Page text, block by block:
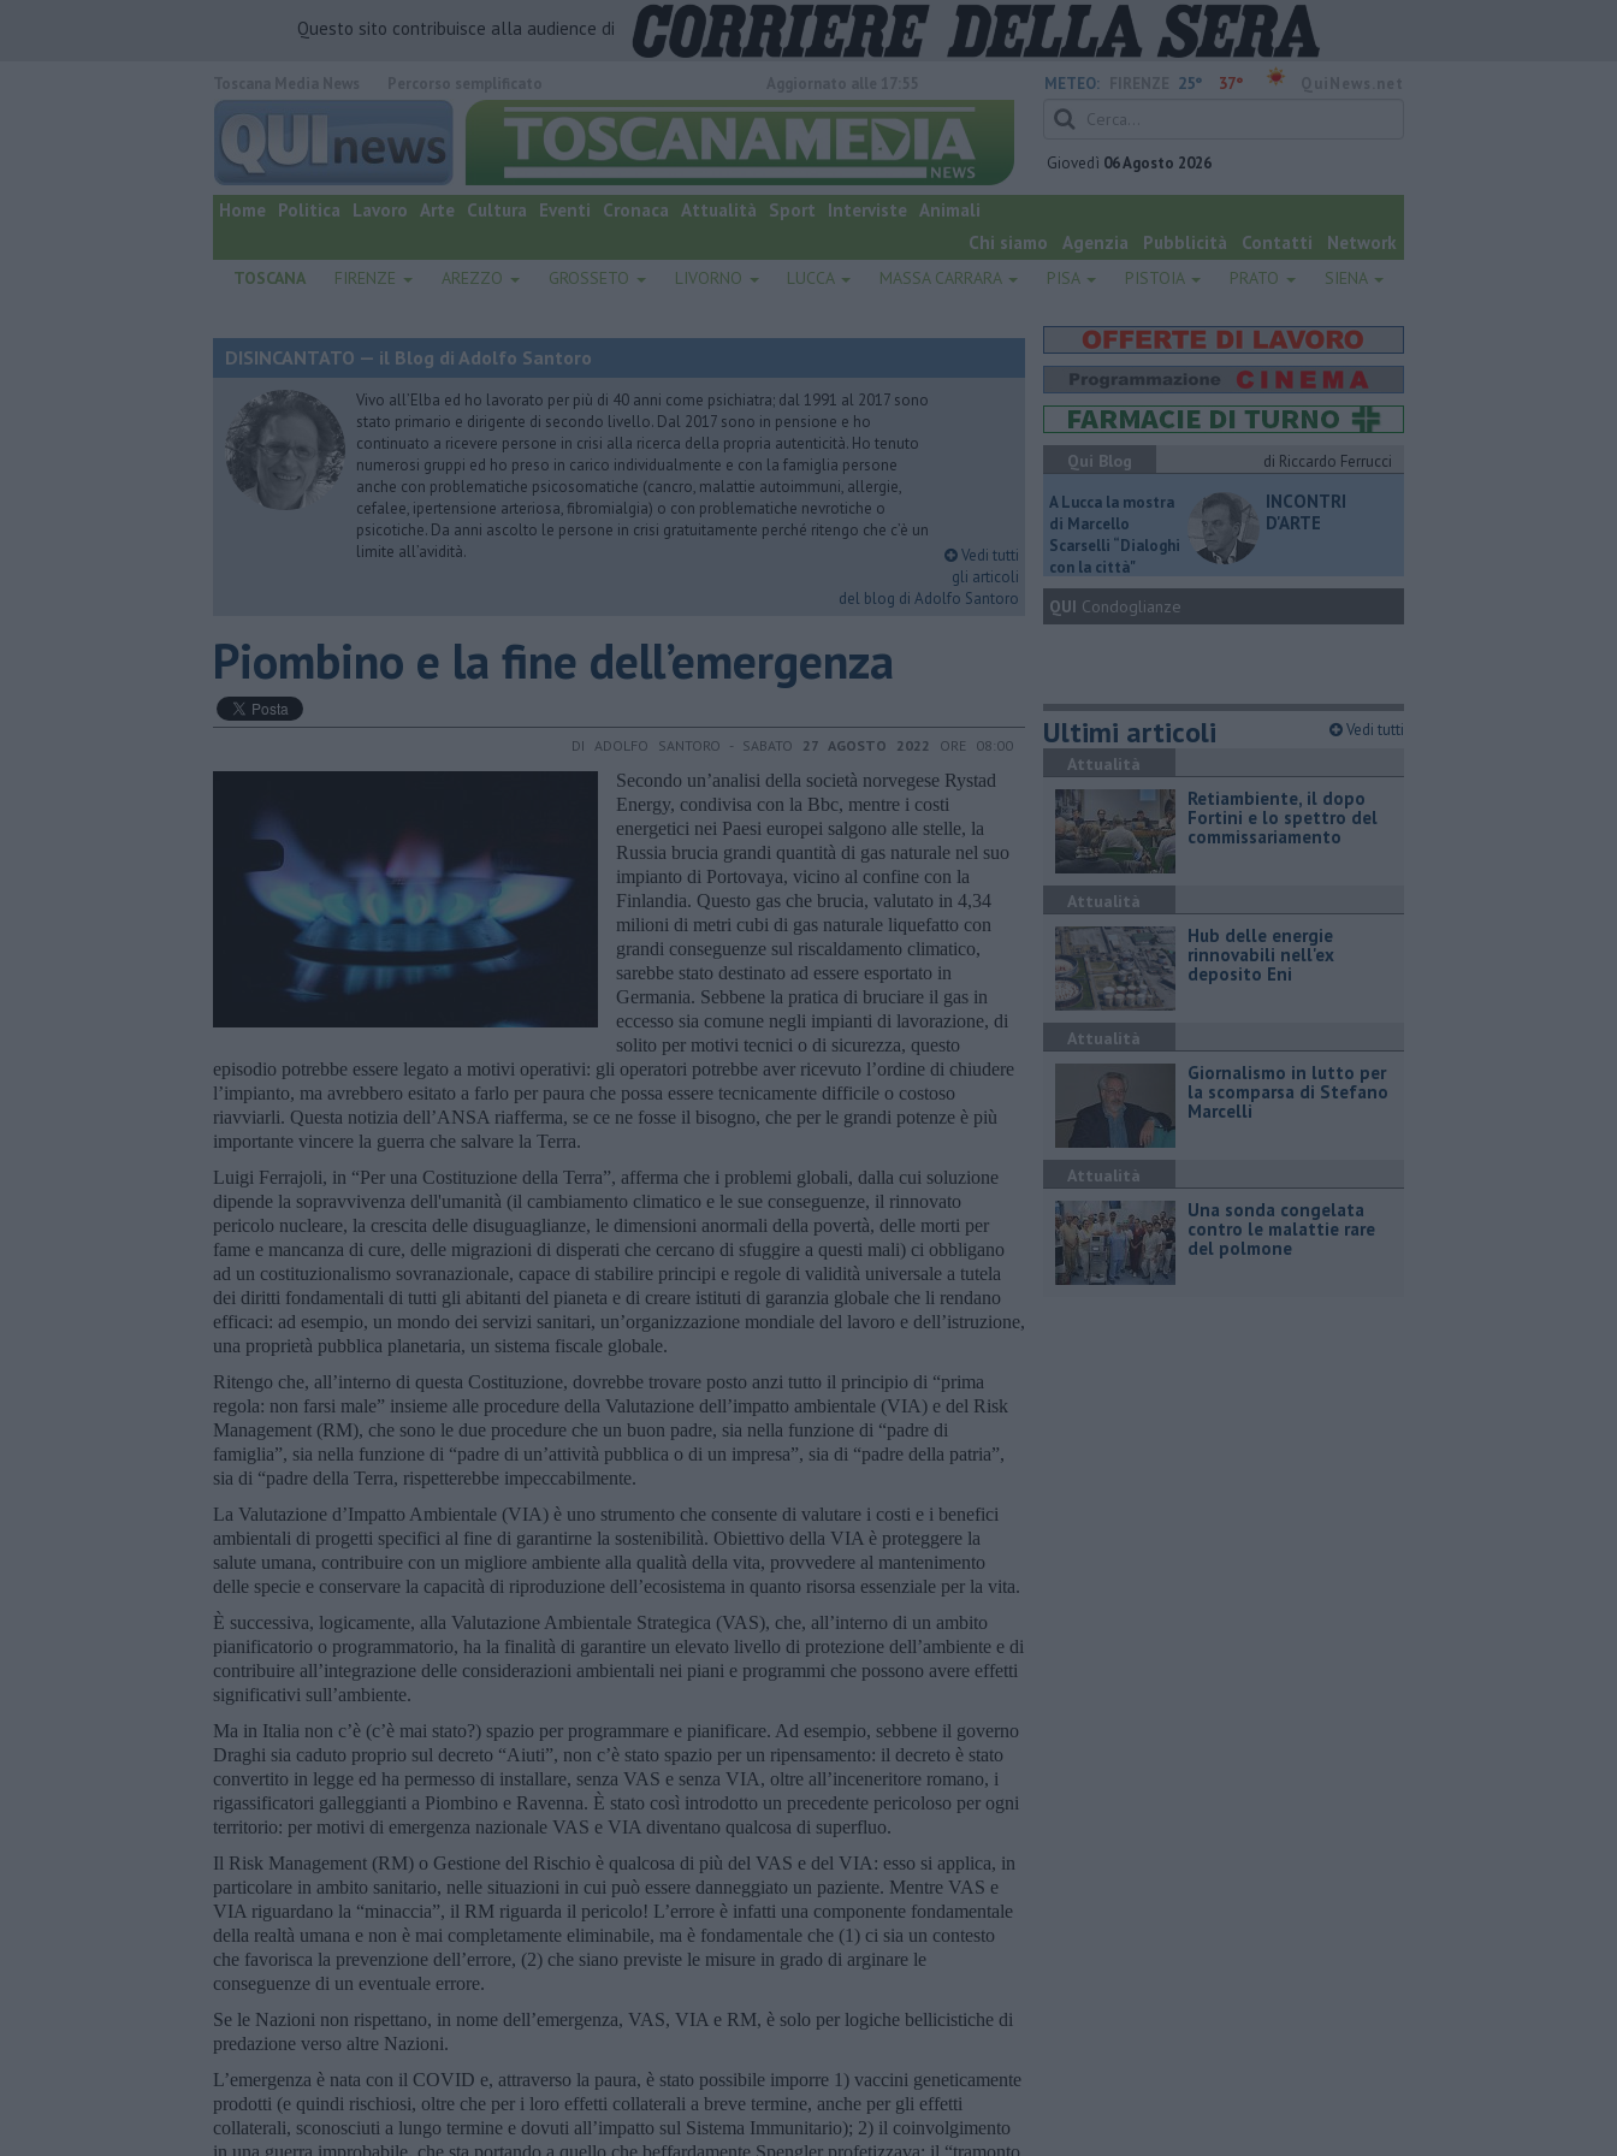
Questo sito contribuisce alla audience di
quotidiano online.
METEO: 25° 37°
Giovedì 06 Agosto 2026
Home Politica Lavoro Arte Cultura Eventi Cronaca Attualità Sport Interviste Animali
Chi siamo
Agenzia Pubblicità Contatti Network
TOSCANA FIRENZE AREZZO GROSSETO LIVORNO LUCCA MASSA CARRARA PISA PISTOIA PRATO SIENA
DISINCANTATO — il Blog di Adolfo Santoro
Vivo all’Elba ed ho lavorato per più di 40 anni come psichiatra; dal 1991 al 2017 sono
stato primario e dirigente di secondo livello. Dal 2017 sono in pensione e ho
continuato a ricevere persone in crisi alla ricerca della propria autenticità. Ho tenuto
numerosi gruppi ed ho preso in carico individualmente e con la famiglia persone
anche con problematiche psicosomatiche (cancro, malattie autoimmuni, allergie,
cefalee, ipertensione arteriosa, fibromialgia) o con problematiche nevrotiche o
psicotiche. Da anni ascolto le persone in crisi gratuitamente perché ritengo che c’è un
limite all’avidità.
Vedi tutti
gli articoli
del blog di Adolfo Santoro
​Piombino e la fine dell’emergenza
DI ADOLFO SANTORO - SABATO 27 AGOSTO 2022 ORE 08:00
Secondo un’analisi della società norvegese Rystad
Energy, condivisa con la Bbc, mentre i costi
energetici nei Paesi europei salgono alle stelle, la
Russia brucia grandi quantità di gas naturale nel suo
impianto di Portovaya, vicino al confine con la
Finlandia. Questo gas che brucia, valutato in 4,34
milioni di metri cubi di gas naturale liquefatto con
grandi conseguenze sul riscaldamento climatico,
sarebbe stato destinato ad essere esportato in
Germania. Sebbene la pratica di bruciare il gas in
eccesso sia comune negli impianti di lavorazione, di
solito per motivi tecnici o di sicurezza, questo
episodio potrebbe essere legato a motivi operativi: gli operatori potrebbe aver ricevuto l’ordine di chiudere
l’impianto, ma avrebbero esitato a farlo per paura che possa essere tecnicamente difficile o costoso
riavviarli. Questa notizia dell’ANSA riafferma, se ce ne fosse il bisogno, che per le grandi potenze è più
importante vincere la guerra che salvare la Terra.
Luigi Ferrajoli, in “Per una Costituzione della Terra”, afferma che i problemi globali, dalla cui soluzione
dipende la sopravvivenza dell'umanità (il cambiamento climatico e le sue conseguenze, il rinnovato
pericolo nucleare, la crescita delle disuguaglianze, le dimensioni anormali della povertà, delle morti per
fame e mancanza di cure, delle migrazioni di disperati che cercano di sfuggire a questi mali) ci obbligano
ad un costituzionalismo sovranazionale, capace di stabilire principi e regole di validità universale a tutela
dei diritti fondamentali di tutti gli abitanti del pianeta e di creare istituti di garanzia globale che li rendano
efficaci: ad esempio, un mondo dei servizi sanitari, un’organizzazione mondiale del lavoro e dell’istruzione,
una proprietà pubblica planetaria, un sistema fiscale globale.
Ritengo che, all’interno di questa Costituzione, dovrebbe trovare posto anzi tutto il principio di “prima
regola: non farsi male” insieme alle procedure della Valutazione dell’impatto ambientale (VIA) e del Risk
Management (RM), che sono le due procedure che un buon padre, sia nella funzione di “padre di
famiglia”, sia nella funzione di “padre di un’attività pubblica o di un impresa”, sia di “padre della patria”,
sia di “padre della Terra, rispetterebbe impeccabilmente.
La Valutazione d’Impatto Ambientale (VIA) è uno strumento che consente di valutare i costi e i benefici
ambientali di progetti specifici al fine di garantirne la sostenibilità. Obiettivo della VIA è proteggere la
salute umana, contribuire con un migliore ambiente alla qualità della vita, provvedere al mantenimento
delle specie e conservare la capacità di riproduzione dell’ecosistema in quanto risorsa essenziale per la vita.
È successiva, logicamente, alla Valutazione Ambientale Strategica (VAS), che, all’interno di un ambito
pianificatorio o programmatorio, ha la finalità di garantire un elevato livello di protezione dell’ambiente e di
contribuire all’integrazione delle considerazioni ambientali nei piani e programmi che possono avere effetti
significativi sull’ambiente.
Ma in Italia non c’è (c’è mai stato?) spazio per programmare e pianificare. Ad esempio, sebbene il governo
Draghi sia caduto proprio sul decreto “Aiuti”, non c’è stato spazio per un ripensamento: il decreto è stato
convertito in legge ed ha permesso di installare, senza VAS e senza VIA, oltre all’inceneritore romano, i
rigassificatori galleggianti a Piombino e Ravenna. È stato così introdotto un precedente pericoloso per ogni
territorio: per motivi di emergenza nazionale VAS e VIA diventano qualcosa di superfluo.
Il Risk Management (RM) o Gestione del Rischio è qualcosa di più del VAS e del VIA: esso si applica, in
particolare in ambito sanitario, nelle situazioni in cui può essere danneggiato un paziente. Mentre VAS e
VIA riguardano la “minaccia”, il RM riguarda il pericolo! L’errore è infatti una componente fondamentale
della realtà umana e non è mai completamente eliminabile, ma è fondamentale che (1) ci sia un contesto
che favorisca la prevenzione dell’errore, (2) che siano previste le misure in grado di arginare le
conseguenze di un eventuale errore.
Se le Nazioni non rispettano, in nome dell’emergenza, VAS, VIA e RM, è solo per logiche bellicistiche di
predazione verso altre Nazioni.
L’emergenza è nata con il COVID e, attraverso la paura, è stato possibile imporre 1) vaccini geneticamente
prodotti (e quindi rischiosi, oltre che per i loro effetti collaterali a breve termine, anche per gli effetti
collaterali, sconosciuti a lungo termine e dovuti all’impatto sul Sistema Immunitario); 2) il coinvolgimento
in una guerra improbabile, che sta portando a quello che beffardamente Spengler profetizzava: il “tramonto
Qui Blog
di Riccardo Ferrucci
A Lucca la mostra
di Marcello
Scarselli “Dialoghi
con la città"
INCONTRI
D'ARTE
QUI Condoglianze
Ultimi articoli Vedi tutti
Attualità
Retiambiente, il dopo
Fortini e lo spettro del
commissariamento
Attualità
Hub delle energie
rinnovabili nell'ex
deposito Eni
Attualità
Giornalismo in lutto per
la scomparsa di Stefano
Marcelli
Attualità
Una sonda congelata
contro le malattie rare
del polmone